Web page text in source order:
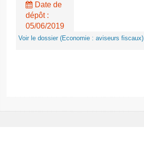
Date de
dépôt :
05/06/2019
Voir le dossier (Economie : aviseurs fiscaux)